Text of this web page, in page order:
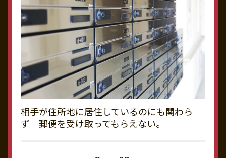
相手が住所地に居住しているのにも関わら
ず 郵便を受け取ってもらえない。